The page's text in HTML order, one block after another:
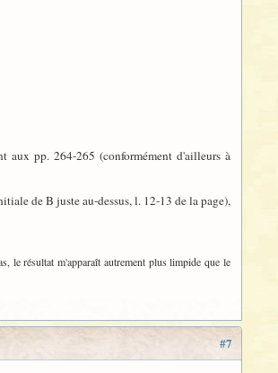
aux pp. 264-265 (conformément d'ailleurs à
de B juste au-dessus, l. 12-13 de la page),
le résultat m'apparaît autrement plus limpide que le
#7